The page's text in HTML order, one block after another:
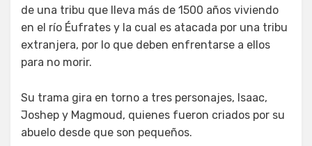
de una tribu que lleva más de 1500 años viviendo
en el río Éufrates y la cual es atacada por una tribu
extranjera, por lo que deben enfrentarse a ellos
para no morir.
Su trama gira en torno a tres personajes, Isaac,
Joshep y Magmoud, quienes fueron criados por su
abuelo desde que son pequeños.